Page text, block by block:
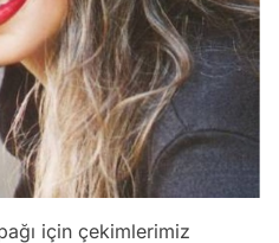
için çekimlerimiz